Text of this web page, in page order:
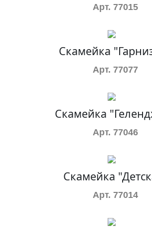
Арт. 77015
Скамейка
Арт. 77077
Скамейка
Арт. 77046
Скамейка
Арт. 77014